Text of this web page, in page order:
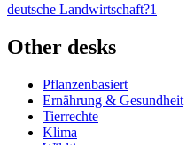
deutsche Landwirtschaft?1
Other desks
Pflanzenbasiert
Ernährung & Gesundheit
Tierrechte
Klima